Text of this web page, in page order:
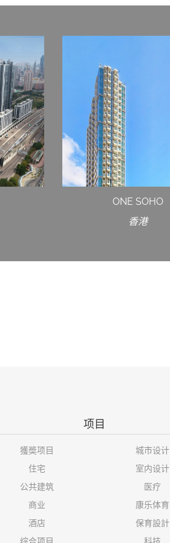
ONE SOHO
香港
项目
獲奬项目
住宅
公共建筑
商业
酒店
城市设计
室内设计
医疗
康乐体育
保育設計